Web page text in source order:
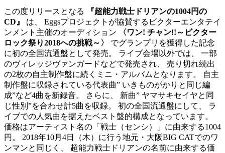
この度リリースとなる
『超能力戦士ドリアンの1004円の
CD』
は、 Eggsプロジェクトが協賛するビクターエンタテイ
ンメント主催のオーディション 〈ワン! チャン!!～ビクター
ロック祭り2018への挑戦～〉
でグランプリを獲得した記念
に初の全国流通盤として発売。 ライブ会場以外では、 一部
のヴィレッジヴァンガードなどで発売され、 売り切れ続出
の2枚の自主制作盤に続くミニ・アルバムとなります。 自主
制作盤に収録されている代表曲” いきものがかりと同じ編
成”など4曲を新録音。 さらに、 新曲” ヤマサキセイヤと同
じ性別”を合わせ計5曲を収録。 初の全国流通盤にして、 ラ
イブでの人気曲を据えたベスト盤的構成となっています。
価格はアーティスト名の「戦士（センシ）」に由来する1004
円。 2018年10月4日（木）に行う地元・大阪BIG CATでのワ
ンマンと同じく、 超能力戦士ドリアンの名前に由来する価